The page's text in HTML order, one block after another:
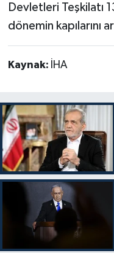
Devletleri Teşkilatı
dönemin kapılarını
Kaynak: İHA